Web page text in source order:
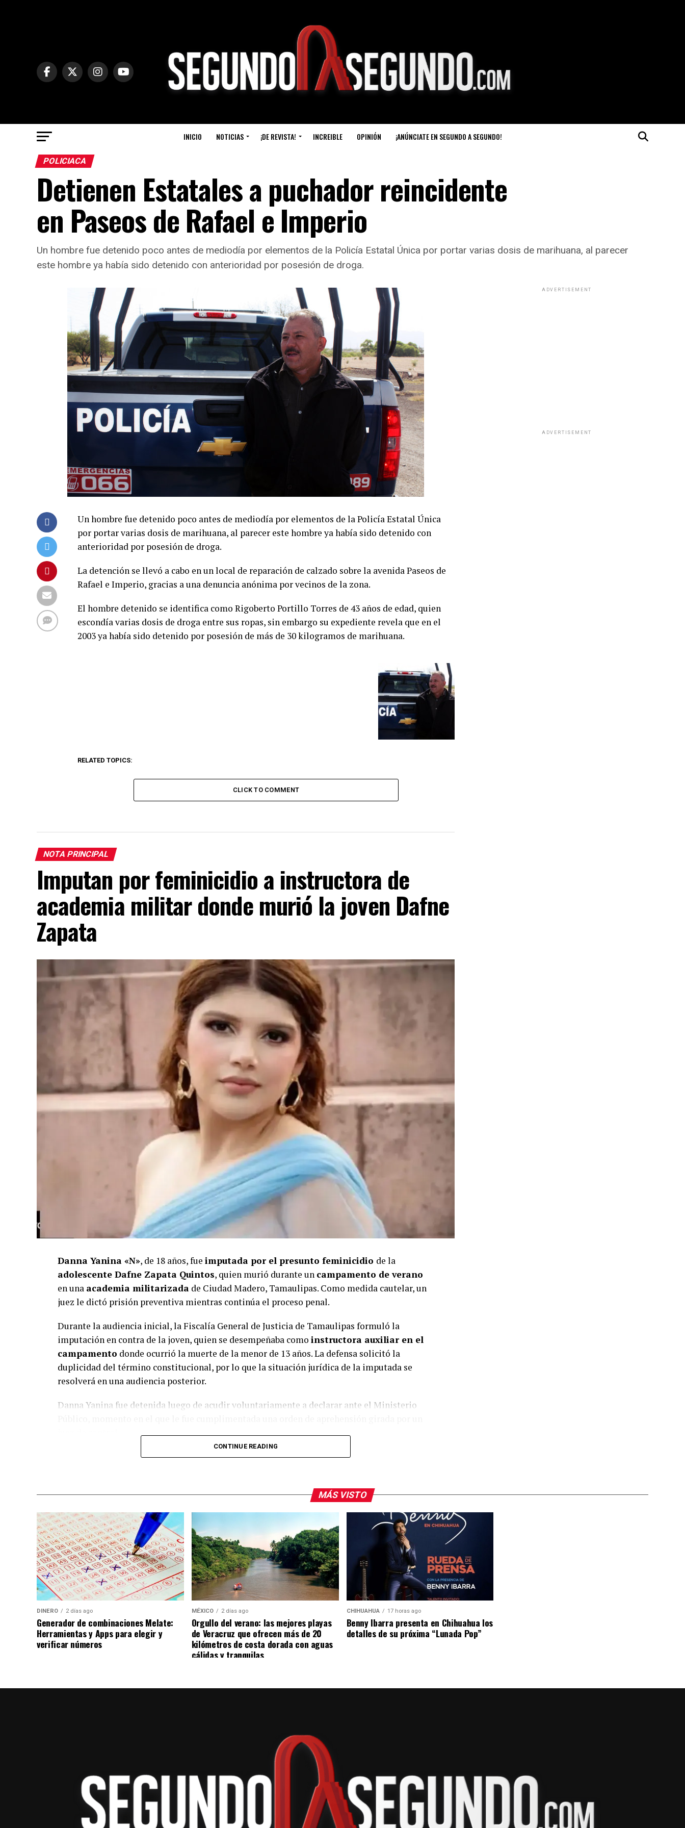
INICIO NOTICIAS ¡DE REVISTA! INCREIBLE OPINIÓN ¡ANÚNCIATE EN SEGUNDO A SEGUNDO!
POLICIACA
Detienen Estatales a puchador reincidente
en Paseos de Rafael e Imperio
Un hombre fue detenido poco antes de mediodía por elementos de la Policía Estatal Única por portar varias dosis de marihuana, al parecer
este hombre ya había sido detenido con anterioridad por posesión de droga.
Un hombre fue detenido poco antes de mediodía por elementos de la Policía Estatal Única
por portar varias dosis de marihuana, al parecer este hombre ya había sido detenido con
anterioridad por posesión de droga.
La detención se llevó a cabo en un local de reparación de calzado sobre la avenida Paseos de
Rafael e Imperio, gracias a una denuncia anónima por vecinos de la zona.
El hombre detenido se identifica como Rigoberto Portillo Torres de 43 años de edad, quien
escondía varias dosis de droga entre sus ropas, sin embargo su expediente revela que en el
2003 ya había sido detenido por posesión de más de 30 kilogramos de marihuana.
RELATED TOPICS:
CLICK TO COMMENT
NOTA PRINCIPAL
Imputan por feminicidio a instructora de
academia militar donde murió la joven Dafne
Zapata
Danna Yanina «N», de 18 años, fue imputada por el presunto feminicidio de la
adolescente Dafne Zapata Quintos, quien murió durante un campamento de verano
en una academia militarizada de Ciudad Madero, Tamaulipas. Como medida cautelar, un
juez le dictó prisión preventiva mientras continúa el proceso penal.
Durante la audiencia inicial, la Fiscalía General de Justicia de Tamaulipas formuló la
imputación en contra de la joven, quien se desempeñaba como instructora auxiliar en el
campamento donde ocurrió la muerte de la menor de 13 años. La defensa solicitó la
duplicidad del término constitucional, por lo que la situación jurídica de la imputada se
resolverá en una audiencia posterior.
Danna Yanina fue detenida luego de acudir voluntariamente a declarar ante el Ministerio
El caso es investigado bajo el protocolo de feminicidio tras la muerte de Dafne Zapata,
presuntamente involucradas en los hechos.
La muerte de Dafne provocó el cierre de la academia por parte de las autoridades y llevó a la
presidenta Claudia Sheinbaum a solicitar una revisión de los centros de educación
militarizada en Tamaulipas, al precisar que dichas instituciones no dependen de la
Secretaría de la Defensa Nacional.
CONTINUE READING
ADVERTISEMENT
ADVERTISEMENT
MÁS VISTO
DINERO 2 días ago
Generador de combinaciones Melate:
Herramientas y Apps para elegir y
verificar números
MÉXICO 2 días ago
Orgullo del verano: las mejores playas
de Veracruz que ofrecen más de 20
kilómetros de costa dorada con aguas
cálidas y tranquilas
CHIHUAHUA 17 horas ago
Benny Ibarra presenta en Chihuahua los
detalles de su próxima “Lunada Pop”